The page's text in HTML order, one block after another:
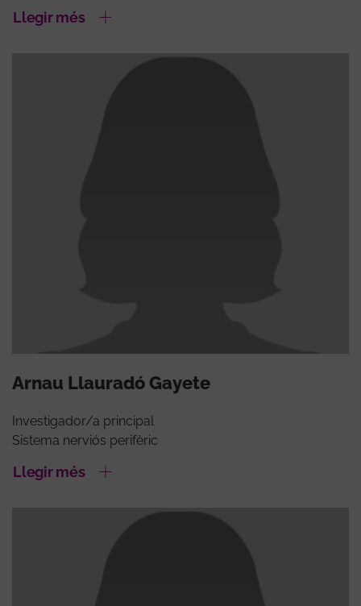
Llegir més
Arnau Llauradó Gayete
Investigador/a principal
Sistema nerviós perifèric
Llegir més